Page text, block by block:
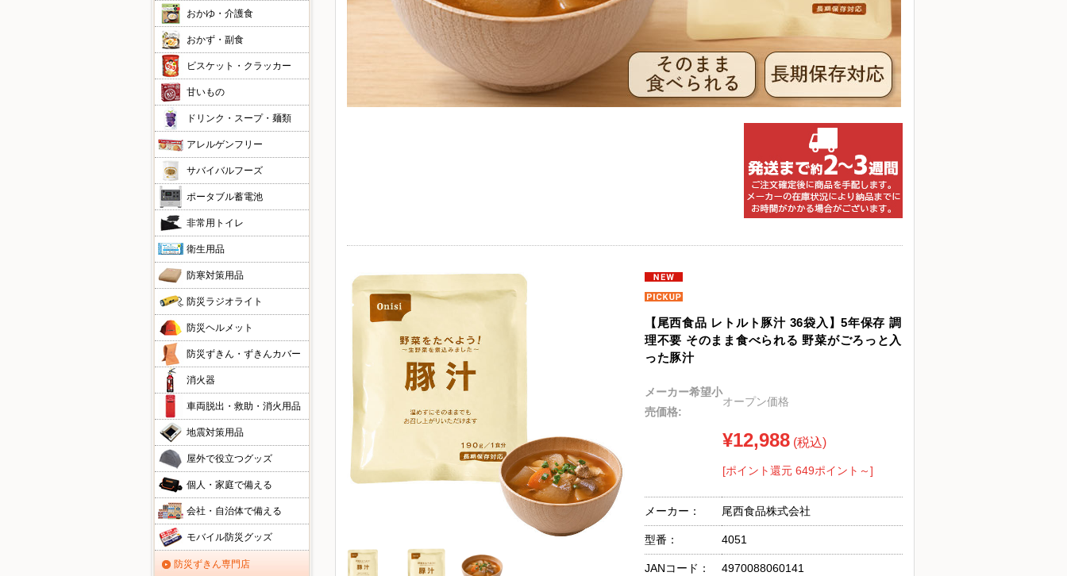
【尾西食品 レトルト豚汁 36袋入】5年保存 調
理不要 そのまま食べられる 野菜がごろっと入
った豚汁
メーカー希望小
売価格:
オープン価格
¥12,988 (税込)
[ポイント還元 649ポイント～]
メーカー： 尾西食品株式会社
型番： 4051
JANコード： 4970088060141
おかゆ・介護食
おかず・副食
ビスケット・クラッカー
甘いもの
ドリンク・スープ・麺類
アレルゲンフリー
サバイバルフーズ
ポータブル蓄電池
非常用トイレ
衛生用品
防寒対策用品
防災ラジオライト
防災ヘルメット
防災ずきん・ずきんカバー
消火器
車両脱出・救助・消火用品
地震対策用品
屋外で役立つグッズ
個人・家庭で備える
会社・自治体で備える
モバイル防災グッズ
防災ずきん専門店